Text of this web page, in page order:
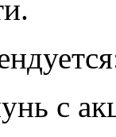
с